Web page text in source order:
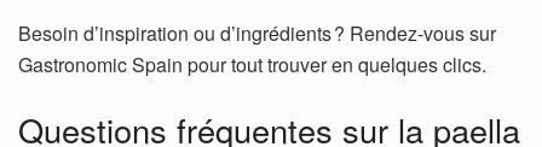
Besoin d’inspiration ou d’ingrédients ? Rendez-vous sur
Gastronomic Spain pour tout trouver en quelques clics.
Questions fréquentes sur la paella